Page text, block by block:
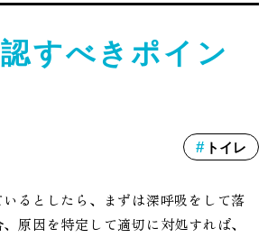
すべきポイン
トイレ
るとしたら、まずは深呼吸をして落
原因を特定して適切に対処すれば、